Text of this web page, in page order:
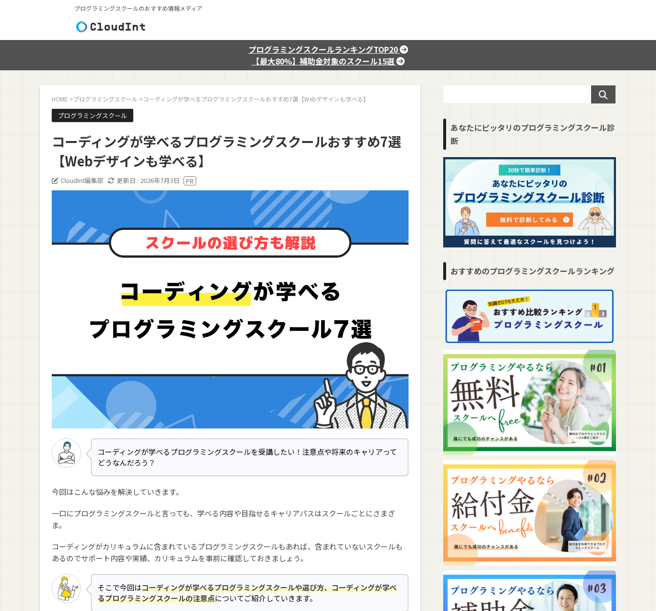
プログラミングスクールのおすすめ情報メディア
プログラミングスクールランキングTOP20
【最大80%】補助金対象のスクール15選
HOME >プログラミングスクール >コーディングが学べるプログラミングスクールおすすめ7選【Webデザインも学べる】
プログラミングスクール
コーディングが学べるプログラミングスクールおすすめ7選
【Webデザインも学べる】
CloudInt編集部 更新日 : 2026年7月3日
コーディングが学べるプログラミングスクールを受講したい！注意点や将来のキャリアって
どうなんだろう？
今回はこんな悩みを解決していきます。
一口にプログラミングスクールと言っても、学べる内容や目指せるキャリアパスはスクールごとにさまざ
ま。
コーディングがカリキュラムに含まれているプログラミングスクールもあれば、含まれていないスクールも
あるのでサポート内容や実績、カリキュラムを事前に確認しておきましょう。
そこで今回はコーディングが学べるプログラミングスクールや選び方、コーディングが学べ
るプログラミングスクールの注意点についてご紹介していきます。
あなたにピッタリのプログラミングスクール診
断
おすすめのプログラミングスクールランキング